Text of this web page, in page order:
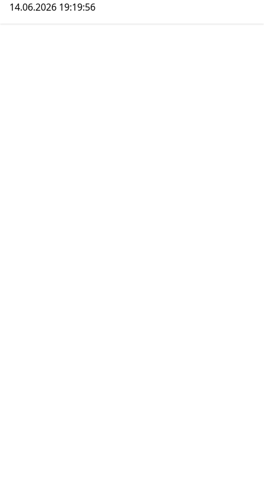
14.06.2026 19:19:56